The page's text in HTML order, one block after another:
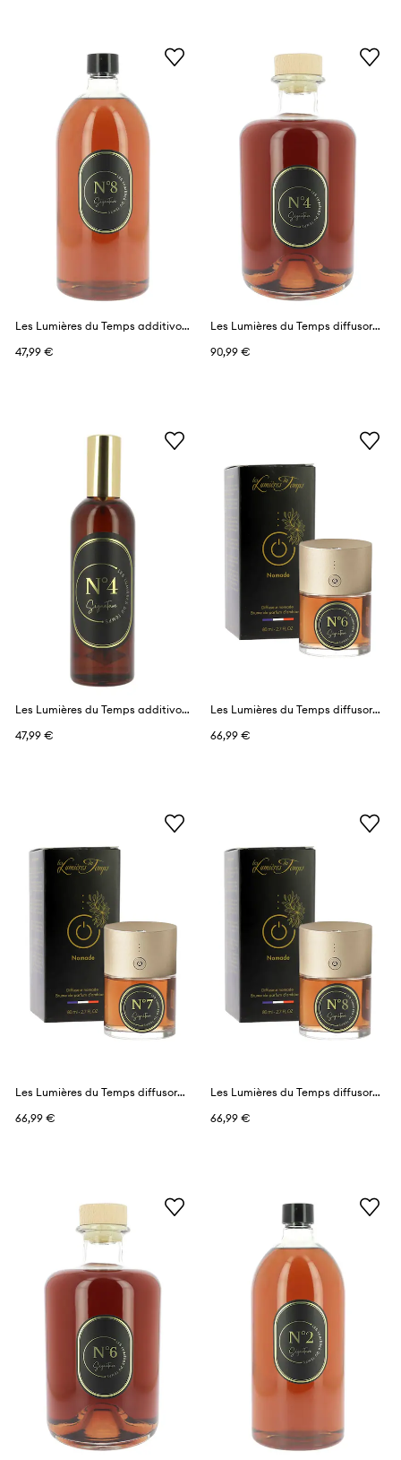
Les Lumières du Temps additivo profumante per diffusore 1 l
47,99 €
Les Lumières du Temps diffusore profumato 1 l
90,99 €
Les Lumières du Temps additivo profumante per diffusore 1 l
47,99 €
Les Lumières du Temps diffusore profumato 80 ml
66,99 €
Les Lumières du Temps diffusore profumato 80 ml
66,99 €
Les Lumières du Temps diffusore profumato 80 ml
66,99 €